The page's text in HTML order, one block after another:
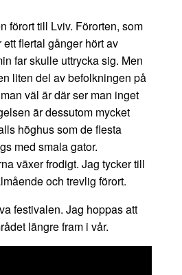
förort till Lviv. Förorten, som
flertal gånger hört av
far skulle uttrycka sig. Men
liten del av befolkningen på
väl är där ser man inget
är dessutom mycket
höghus som de flesta
med smala gator.
växer frodigt. Jag tycker till
och trevlig förort.
festivalen. Jag hoppas att
längre fram i vår.